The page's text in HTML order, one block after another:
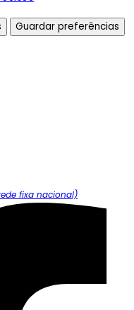
Guardar preferências
fixa nacional)